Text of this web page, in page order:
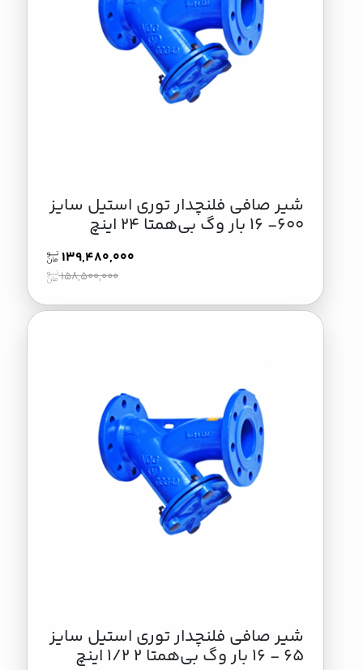
شیر صافی فلنچدار توری استیل سایز
600- 16 بار وگ بی‌همتا 24 اینچ
139,480,000
158,500,000
شیر صافی فلنچدار توری استیل سایز
65 - 16 بار وگ بی‌همتا 2 1/2 اینچ